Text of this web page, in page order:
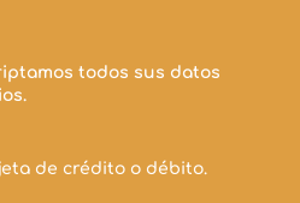
todos sus datos
de crédito o débito.